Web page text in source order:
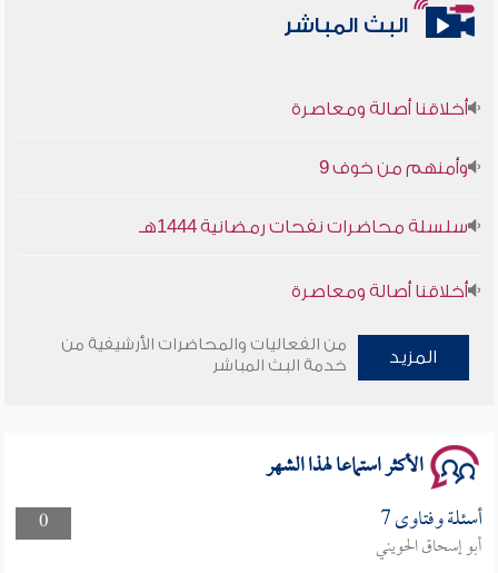
البث المباشر
أخلاقنا أصالة ومعاصرة
وأمنهم من خوف 9
أخلاقنا أصالة ومعاصرة
وأمنهم من خوف 9
المزيد
من الفعاليات والمحاضرات الأرشيفية من
خدمة البث المباشر
الأكثر استماعا لهذا الشهر
0 أسئلة وفتاوى 7
أبو إسحاق الحويني